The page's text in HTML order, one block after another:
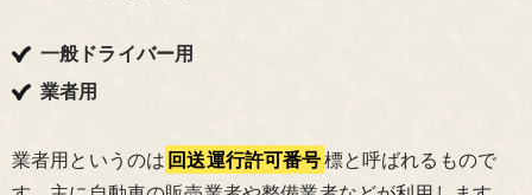
一般ドライバー用
業者用
業者用というのは 回送運行許可番号標と呼ばれるもので